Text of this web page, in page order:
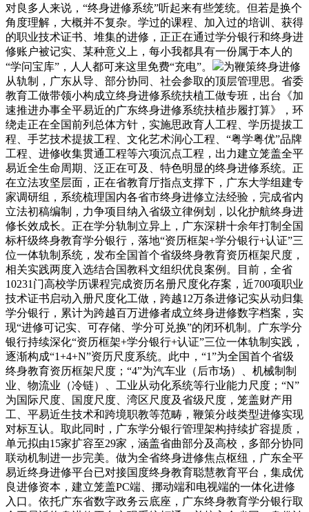
对良多人来说，“终身进修系统”听起来有些笼统。但若是换个
角度理解，大概并不复杂。学过的课程、加入过的培训、获得
的职业技术证书、堆集的进修，正正在通过学分银行和终身进
修账户被记实、某种意义上，每小我都具有一份属于本人的
“学问宝库”，人人都可来这里免费“充电”。
为鞭策终身进修
从轨制，广东从导、部分协同、社会参取的顶层管理思。省委
教育工做带领小构成立终身进修系统扶植工做专班，出台《加
速推进办事全平易近的广东终身进修系统扶植步履打算》，环
绕走正在全国前列总体方针，实施思政育人工程、学历提拔工
程、手艺技术提拔工程、文化艺术润心工程、“粤学粤优”品牌
工程、进修收集贯通工程等六项沉点工程，出力建立笼盖全平
易近全生命周期、泛正在可及、特色明显的终身进修系统。正
在立法攻坚层面，正在省教育厅指点支撑下，广东大学组建专
家调研组，系统梳理国内各省市终身进修立法经验，完成省内
立法初稿编制，力争项目纳入省级立律例划，以化护航终身进
修长效成长。正在学分轨制立异上，广东深耕十余年打制全国
标杆级终身教育学分银行，落地“资历框架+学分银行+认证”三
位一体轨制系统，发布全国首个省级终身教育资历框架尺度，
相关实践两度入选结合国教科文组织优良案例。目前，全省
10231门高校学历课程完成资历名册尺度化存案，近700项职业
技术证书启动入册尺度化工做，跨越12万条进修记实从动归集
学分银行，累计为跨越百万进修者成立终身进修数字档案，实
现“进修可记实、可存储、学分可兑换”的闭环机制。广东学分
银行持续深化“资历框架+学分银行+认证”三位一体轨制实践，
逐渐构成“1+4+N”资历尺度系统。此中，“1”为全国首个省级
终身教育资历框架尺度；“4”为汽车业（后市场）、机械制制
业、物流业（冷链）、工业从动化系统等行业能力尺度；“N”
为国际尺度、国度尺度、湾区尺度及省级尺度，笼盖财产用
工、平易近生技术和跨境职教等范畴，鞭策分歧类型进修实现
对标互认。取此同时，广东学分银行管理架构持续扩容提质，
单元拟由15家扩容至29家，涵盖省曲部分及高校，多部分协同
联动机制进一步完美。做为全省终身进修焦点枢纽，广东全平
易近终身进修平台已对接国度终身教育聪慧教育平台，集成优
良进修资本，建立笼盖PC端、挪动端和电视端的一体化进修
入口。依托广东省数字政务云底座，广东终身教育学分银行取